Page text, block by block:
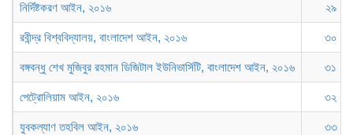
নির্দিষ্টকরণ আইন, ২০১৬ ২৯
রবীন্দ্র বিশ্ববিদ্যালয়, বাংলাদেশ আইন, ২০১৬ ৩০
বঙ্গবন্ধু শেখ মুজিবুর রহমান ডিজিটাল ইউনিভার্সিটি, বাংলাদেশ আইন, ২০১৬ ৩১
পেট্রোলিয়াম আইন, ২০১৬ ৩২
যুবকল্যাণ তহবিল আইন, ২০১৬ ৩৩